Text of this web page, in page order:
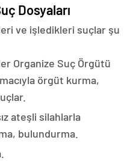
Dosyaları
ve işledikleri suçlar şu
Organize Suç Örgütü
örgüt kurma,
ateşli silahlarla
bulundurma.